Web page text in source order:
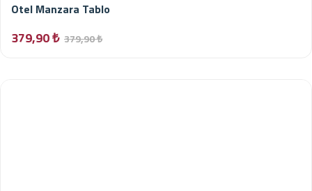
Otel Manzara Tablo
379,90 ₺ 379,90 ₺